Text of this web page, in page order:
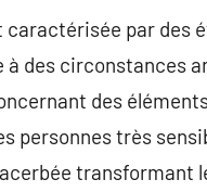
caractérisée par
des circonstances
des
personnes très
transformant